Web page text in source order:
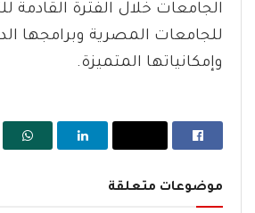
الجامعات خلال الفترة القادمة
للجامعات المصرية وبرامجها
وإمكانياتها المتميزة.
موضوعات متعلقة